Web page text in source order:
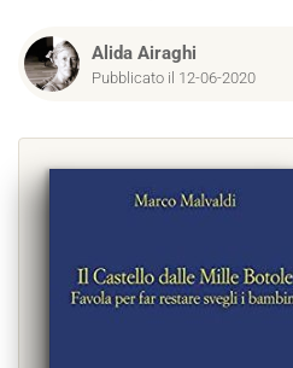
Alida Airaghi
Pubblicato il 12-06-2020